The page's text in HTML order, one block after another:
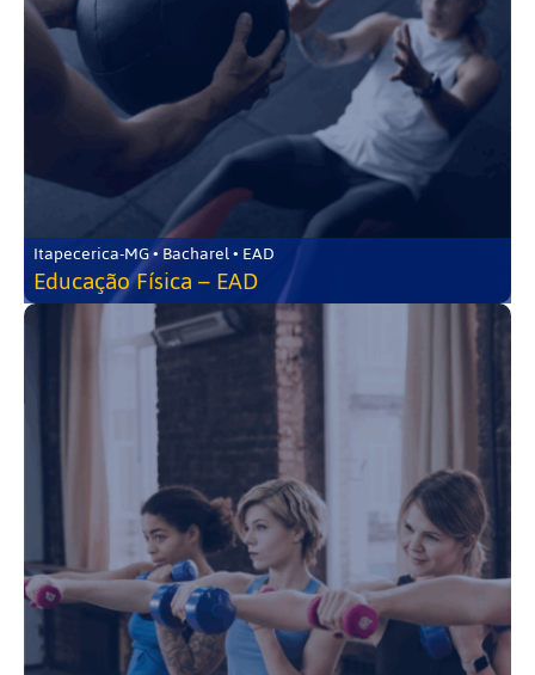
Itapecerica-MG • Bacharel • EAD
Educação Física – EAD